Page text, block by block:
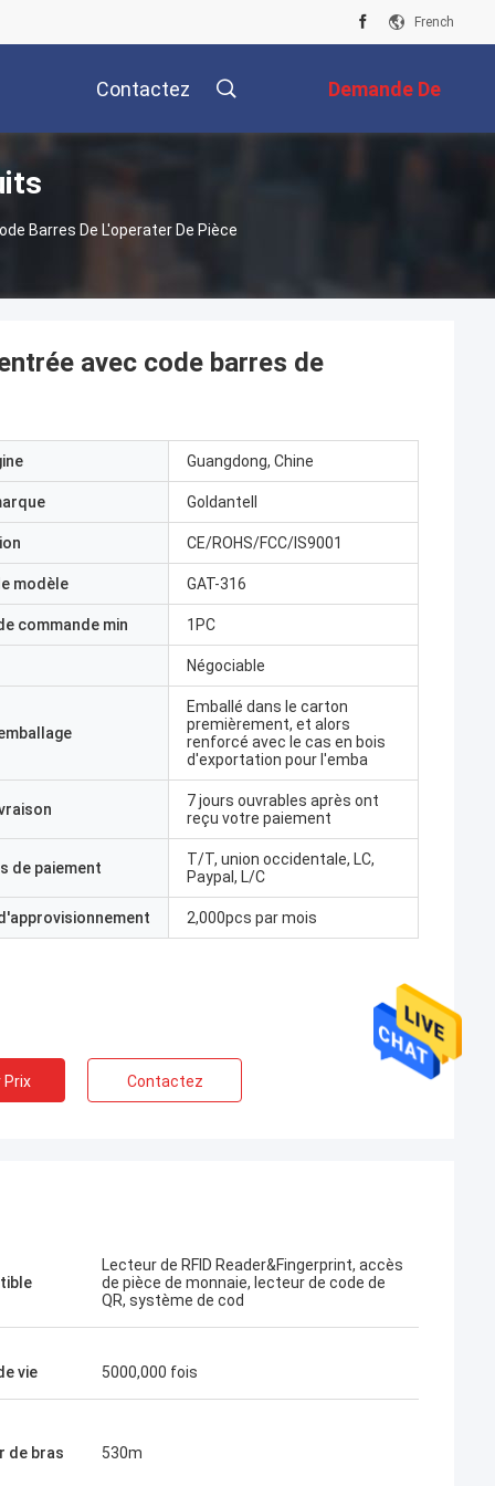
French
Contactez Demande De
Soumission
Barres De L'operater De Pièce
avec code barres de
Guangdong, Chine
Goldantell
CE/ROHS/FCC/IS9001
modèle GAT-316
commande min 1PC
Négociable
Emballé dans le carton
premièrement, et alors
renforcé avec le cas en bois
d'exportation pour l'emba
7 jours ouvrables après ont
reçu votre paiement
de paiement
T/T, union occidentale, LC,
Paypal, L/C
2,000pcs par mois
Prix Contactez
Lecteur de RFID Reader&Fingerprint, accès
de pièce de monnaie, lecteur de code de
QR, système de cod
vie 5000,000 fois
de bras 530m